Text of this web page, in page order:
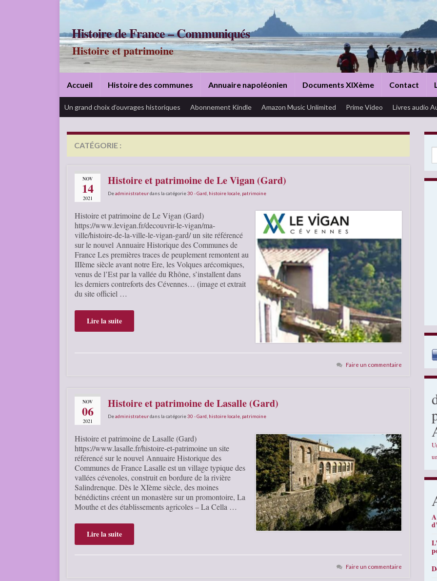
Histoire de France – Communiqués
Histoire et patrimoine
Accueil Histoire des communes Annuaire napoléonien Documents XIXème Contact
Un grand choix d’ouvrages historiques Abonnement Kindle Amazon Music Unlimited Prime Video Livres audio
CATÉGORIE :
NOV
14
2021
Histoire et patrimoine de Le Vigan (Gard)
Deadministrateurdans la catégorie30 - Gard histoire locale patrimoine
Histoire et patrimoine de Le Vigan (Gard)
https://www.levigan.fr/decouvrir-le-vigan/ma-
ville/histoire-de-la-ville-le-vigan-gard/ un site référencé
sur le nouvel Annuaire Historique des Communes de
France Les premières traces de peuplement remontent au
IIIème siècle avant notre Ere, les Volques arécomiques,
venus de l’Est par la vallée du Rhône, s’installent dans
les derniers contreforts des Cévennes… (image et extrait
du site officiel …
Lire la suite
Faire un commentaire
NOV
06
2021
Histoire et patrimoine de Lasalle (Gard)
Deadministrateurdans la catégorie30 - Gard histoire locale patrimoine
Histoire et patrimoine de Lasalle (Gard)
https://www.lasalle.fr/histoire-et-patrimoine un site
référencé sur le nouvel Annuaire Historique des
Communes de France Lasalle est un village typique des
vallées cévenoles, construit en bordure de la rivière
Salindrenque. Dès le XIème siècle, des moines
bénédictins créent un monastère sur un promontoire, La
Mouthe et des établissements agricoles – La Cella …
Lire la suite
Faire un commentaire